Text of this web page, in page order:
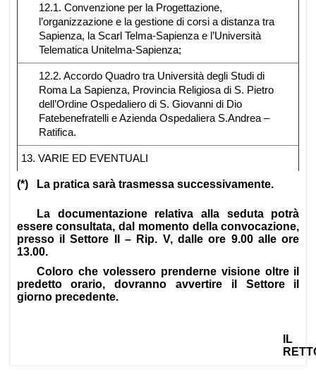
12.1. Convenzione per la Progettazione,
l’organizzazione e la gestione di corsi a distanza tra
Sapienza, la Scarl Telma-Sapienza e l’Università
Telematica Unitelma-Sapienza;
12.2. Accordo Quadro tra Università degli Studi di
Roma La Sapienza, Provincia Religiosa di S. Pietro
dell’Ordine Ospedaliero di S. Giovanni di Dio
Fatebenefratelli e Azienda Ospedaliera S.Andrea –
Ratifica.
13. VARIE ED EVENTUALI
(*) La pratica sarà trasmessa successivamente.
La documentazione relativa alla seduta potrà
essere consultata, dal momento della convocazione,
presso il Settore II – Rip. V, dalle ore 9.00 alle ore
13.00.
Coloro che volessero prenderne visione oltre il
predetto orario, dovranno avvertire il Settore il
giorno precedente.
IL